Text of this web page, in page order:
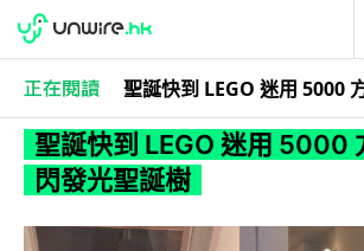
科技娛樂 生活娛樂
聖誕快到 LEGO 迷用 5000
閃發光聖誕樹